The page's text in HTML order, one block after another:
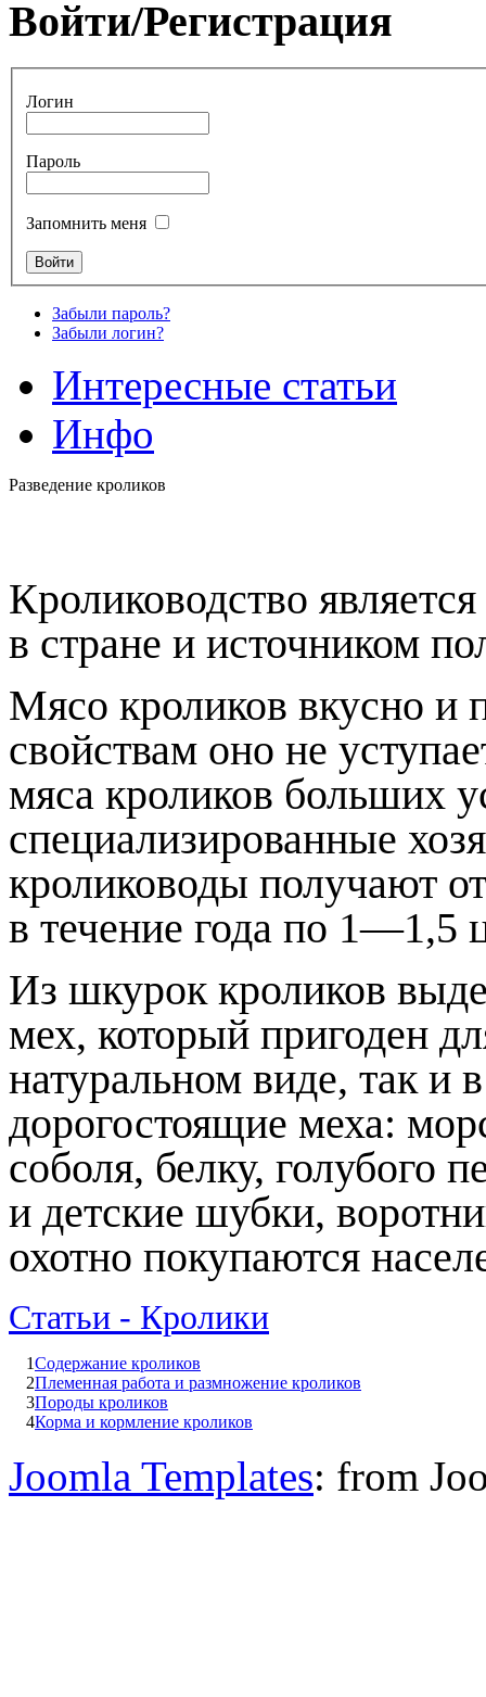
Войти/Регистрация
Логин
Пароль
Запомнить меня
Забыли пароль?
Забыли логин?
Интересные статьи
Инфо
Разведение кроликов
Кролиководство
в стране и источником
Мясо кроликов вкусно и
свойствам оно не
мяса кроликов больших
специализированные
кролиководы получают
в течение года по 1—1,5
Из шкурок кроликов
мех, который пригоден
натуральном виде, так и
дорогостоящие меха:
соболя, белку, голубого
и детские шубки,
охотно покупаются
Статьи - Кролики
1Содержание кроликов
2Племенная работа и размножение кроликов
3Породы кроликов
4Корма и кормление кроликов
Joomla Templates: from